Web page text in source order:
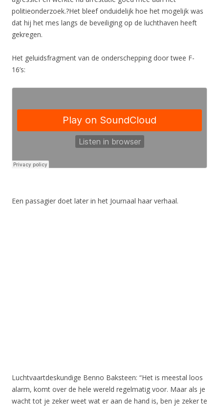
politieonderzoek.?Het bleef onduidelijk hoe het mogelijk was
dat hij het mes langs de beveiliging op de luchthaven heeft
gekregen.
Het geluidsfragment van de onderschepping door twee F-
16’s:
Een passagier doet later in het Journaal haar verhaal.
Luchtvaartdeskundige Benno Baksteen: “Het is meestal loos
alarm, komt over de hele wereld regelmatig voor. Maar als je
wacht tot je zeker weet wat er aan de hand is, ben je zeker te